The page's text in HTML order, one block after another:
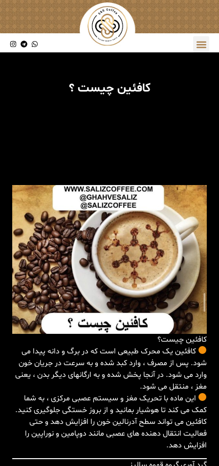
کافئین چیست ؟
کافئین چیست؟
کافئین یک محرک طبیعی است که در برگ و دانه پیدا می
شود. پس از مصرف ، وارد کبد شده و به سرعت در جریان خون
وارد می شود. در آنجا پخش شده و به ارگانهای دیگر بدن ، یعنی
مغز ، منتقل می شود.
این ماده با تحریک مغز و سیستم عصبی مرکزی ، به شما
کمک می کند تا هوشیار بمانید و از بروز خستگی جلوگیری کنید.
کافئین می تواند سطح آدرنالین خون را افزایش دهد و حتی
فعالیت انتقال دهنده های عصبی مانند دوپامین و نوراپین را
افزایش دهد.